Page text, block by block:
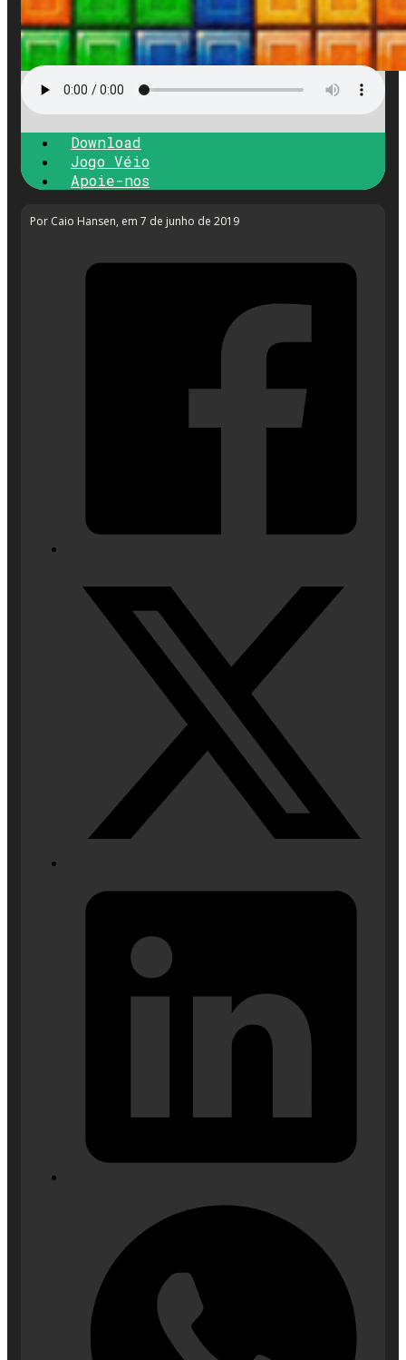
Download
Jogo Véio
Apoie-nos
Por Caio Hansen, em 7 de junho de 2019